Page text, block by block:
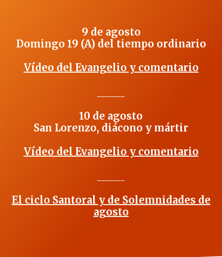
9 de agosto
Domingo 19 (A) del tiempo ordinario
Vídeo del Evangelio y comentario
10 de agosto
San Lorenzo, diácono y mártir
Vídeo del Evangelio y comentario
El ciclo Santoral y de Solemnidades de
agosto